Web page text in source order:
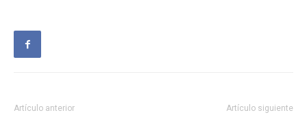
Artículo anterior Artículo siguiente